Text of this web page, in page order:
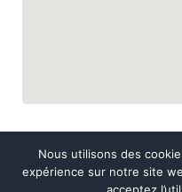
Nous utilisons des
expérience sur notre site